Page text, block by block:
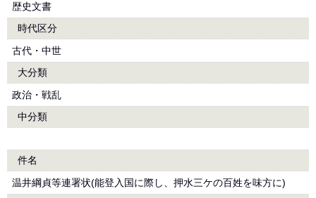
歴史文書
時代区分
古代・中世
大分類
政治・戦乱
中分類
件名
温井綱貞等連署状(能登入国に際し、押水三ケの百姓を味方に)